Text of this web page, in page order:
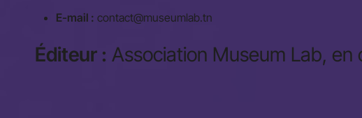
E-mail : contact@museumlab.tn
Éditeur : Association Museum Lab, en